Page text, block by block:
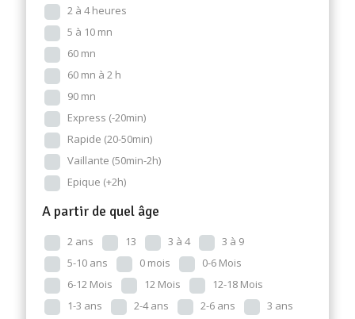
2 à 4 heures
5 à 10 mn
60 mn
60 mn à 2 h
90 mn
Express (-20min)
Rapide (20-50min)
Vaillante (50min-2h)
Epique (+2h)
A partir de quel âge
2 ans 13 3 à 4
3 à 9
5-10 ans
0 mois
0-6 Mois
6-12 Mois
12 Mois
12-18 Mois
1-3 ans
2-4 ans 2-6 ans
3 ans